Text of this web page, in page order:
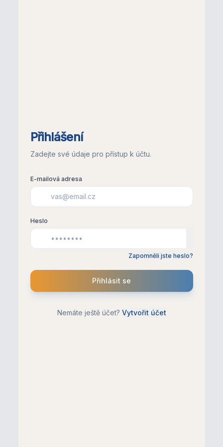
Přihlášení
Zadejte své údaje pro přístup k účtu.
E-mailová adresa
Heslo
Zapomněli jste heslo?
Přihlásit se
Nemáte ještě účet? Vytvořit účet